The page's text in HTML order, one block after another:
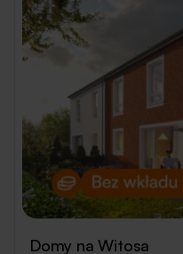
Domy na Witosa